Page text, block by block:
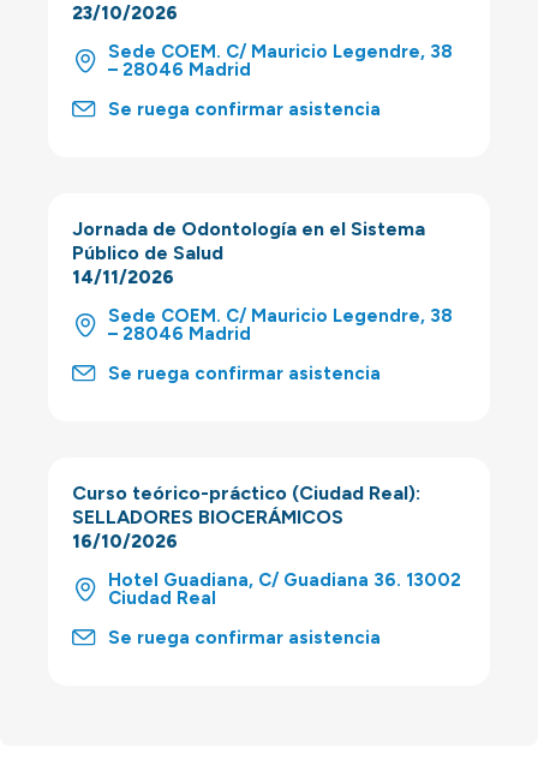
23/10/2026
Sede COEM. C/ Mauricio Legendre, 38
– 28046 Madrid
Se ruega confirmar asistencia
Jornada de Odontología en el Sistema
Público de Salud
14/11/2026
Sede COEM. C/ Mauricio Legendre, 38
– 28046 Madrid
Se ruega confirmar asistencia
Curso teórico-práctico (Ciudad Real):
SELLADORES BIOCERÁMICOS
16/10/2026
Hotel Guadiana, C/ Guadiana 36. 13002
Ciudad Real
Se ruega confirmar asistencia